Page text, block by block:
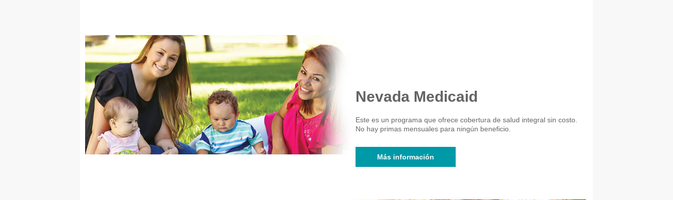
Nevada Medicaid
Este es un programa que ofrece cobertura de salud integral sin costo.
No hay primas mensuales para ningún beneficio.
Más información